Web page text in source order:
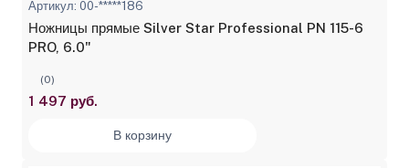
Артикул: 00-*****186
Ножницы прямые Silver Star Professional PN 115-6
PRO, 6.0"
(0)
1 497 руб.
В корзину